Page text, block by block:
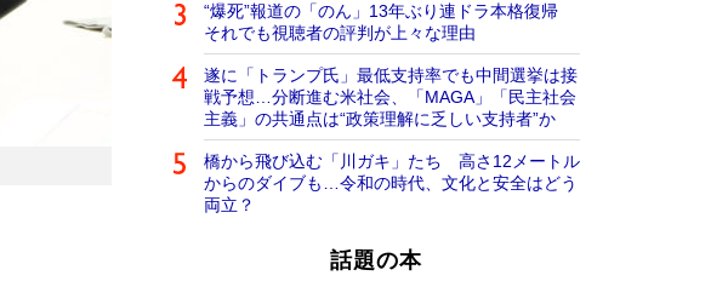
“爆死”報道の「のん」13年ぶり連ドラ本格復帰
それでも視聴者の評判が上々な理由
遂に「トランプ氏」最低支持率でも中間選挙は接
戦予想…分断進む米社会、「MAGA」「民主社会
主義」の共通点は“政策理解に乏しい支持者”か
橋から飛び込む「川ガキ」たち 高さ12メートル
からのダイブも…令和の時代、文化と安全はどう
両立？
話題の本